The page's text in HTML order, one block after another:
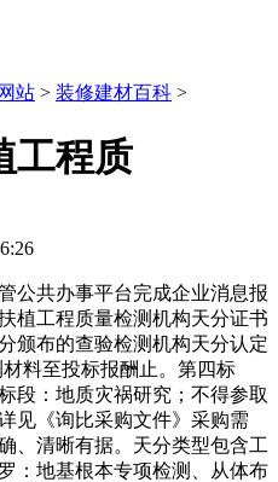
站 > 装修建材百科 >
工程质
共办事平台完成企业消息报
植工程质量检测机构天分证书
颁布的查验检测机构天分认定
料至投标报酬止。第四标
段：地质灾祸研究；不得参取
见《询比采购文件》采购需
、清晰有据。天分类型包含工
：地基根本专项检测、从体布